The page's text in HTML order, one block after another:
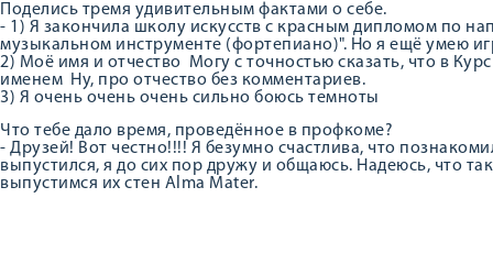
Поделись тремя удивительным фактами о себе.
- 1) Я закончила школу искусств с красным дипломом по
музыкальном инструменте (фортепиано)". Но я ещё умею
2) Моё имя и отчество Могу с точностью сказать, что в
именем Ну, про отчество без комментариев.
3) Я очень очень очень сильно боюсь темноты
Что тебе дало время, проведённое в профкоме?
- Друзей! Вот честно!!!! Я безумно счастлива, что
выпустился, я до сих пор дружу и общаюсь. Надеюсь, что
выпустимся их стен Alma Mater.